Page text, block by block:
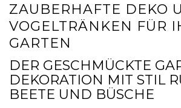
ZAUBERHAFTE DEKO
VOGELTRÄNKEN FÜR
GARTEN
DER GESCHMÜCKTE
DEKORATION MIT STIL
BEETE UND BÜSCHE